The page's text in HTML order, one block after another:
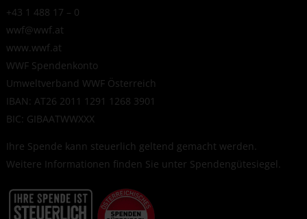
+43 1 488 17 – 0
wwf@wwf.at
www.wwf.at
WWF Spendenkonto
Umweltverband WWF Österreich
IBAN: AT26 2011 1291 1268 3901
BIC: GIBAATWWXXX
Ihre Spende kann steuerlich geltend gemacht werden.
Weitere Informationen finden Sie unter Spendengütesiegel.